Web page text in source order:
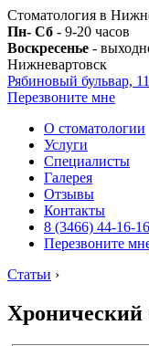
Стоматология в
Пн- Сб - 9-20 часов
Воскресенье -
Нижневартовск
Рябиновый бульвар, 11
Перезвоните мне
О стоматологии
Услуги
Специалисты
Галерея
Отзывы
Контакты
8 (3466) 44-16-16
Перезвоните
Статьи ›
Хронический